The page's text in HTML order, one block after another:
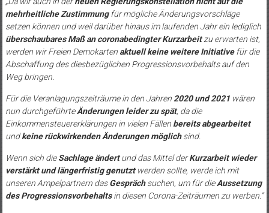
mehrheitliche Zustimmungfür mögliche Änderungsvorschläge
setzen können und weil darüber hinaus im laufenden Jahr ein lediglich
überschaubares Maß an coronabedingter Kurzarbeitzu erwarten ist,
werden wir Freien Demokarten aktuell keine weitere Initiativefür die
Abschaffung des diesbezüglichen Progressionsvorbehalts auf den
Weg bringen.
Für die Veranlagungszeiträume in den Jahren2020 und 2021wären
nun durchgeführteÄnderungen leider zu spät, da die
Einkommensteuererklärungen in vielen Fällen bereits abgearbeitet
undkeine rückwirkenden Änderungen möglichsind.
Wenn sich dieSachlage ändertund das Mittel derKurzarbeit wieder
verstärkt und längerfristig genutztwerden sollte, werde ich mit
unseren Ampelpartnern dasGesprächsuchen, um für dieAussetzung
des Progressionsvorbehaltsin diesen Corona-Zeiträumen zu werben.“